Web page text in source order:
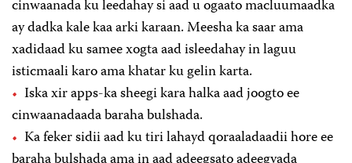
cinwaanada ku leedahay si aad u ogaato macluumaadka
ay dadka kale kaa arki karaan. Meesha ka saar ama
xadidaad ku samee xogta aad isleedahay in laguu
isticmaali karo ama khatar ku gelin karta.
Iska xir apps-ka sheegi kara halka aad joogto ee
cinwaanadaada baraha bulshada.
Ka feker sidii aad ku tiri lahayd qoraaladaadii hore ee